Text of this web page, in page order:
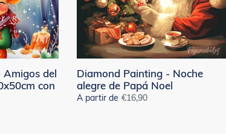
del
con
de
Papá
Noel
Diamond Painting - Noche
alegre de Papá Noel
A partir de Precio
€16,90